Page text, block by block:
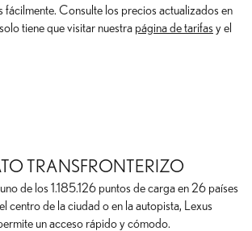
fácilmente. Consulte los precios actualizados en
tiene que visitar nuestra página de tarifas y el
TRANSFRONTERIZO
de los 1.185.126 puntos de carga en26 países
centro de la ciudad o en la autopista, Lexus
un acceso rápido y cómodo.